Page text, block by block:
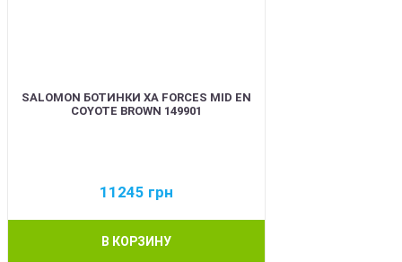
SALOMON БОТИНКИ XA FORCES MID EN
COYOTE BROWN 149901
11245 грн
В КОРЗИНУ